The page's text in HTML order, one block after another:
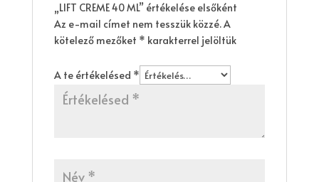
„LIFT CREME 40 ML” értékelése elsőként
Az e-mail címet nem tesszük közzé.A
kötelező mezőket * karakterrel jelöltük
A te értékelésed *